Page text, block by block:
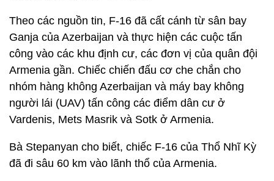
Theo các nguồn tin, F-16 đã cất cánh từ sân bay
Ganja của Azerbaijan và thực hiện các cuộc tấn
công vào các khu định cư, các đơn vị của quân đội
Armenia gần. Chiếc chiến đấu cơ che chắn cho
nhóm hàng không Azerbaijan và máy bay không
người lái (UAV) tấn công các điểm dân cư ở
Vardenis, Mets Masrik và Sotk ở Armenia.
Bà Stepanyan cho biết, chiếc F-16 của Thổ Nhĩ Kỳ
đã đi sâu 60 km vào lãnh thổ của Armenia.